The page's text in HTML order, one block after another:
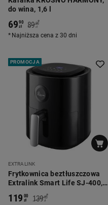
do wina, 1,6 l
6990
zł 89 90
zł
*
Najniższa cena z 30 dni
PROMOCJA
EXTRALINK
Frytkownica beztłuszczowa
Extralink Smart Life SJ-400, 4
l, 1300 W, czarna
119 00
zł 139 00
zł
*